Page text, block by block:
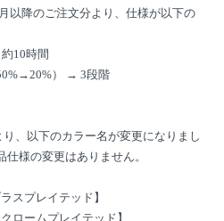
以降のご注文分より、仕様が以下の
10時間
） → 3段階
り、以下のカラー名が変更になりまし
様の変更はありません。
スプレイテッド】
ロームプレイテッド】